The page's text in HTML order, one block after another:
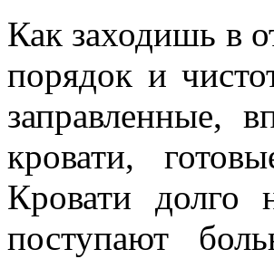
Как заходишь в
порядок и
заправленные,
кровати,
Кровати долго
поступают